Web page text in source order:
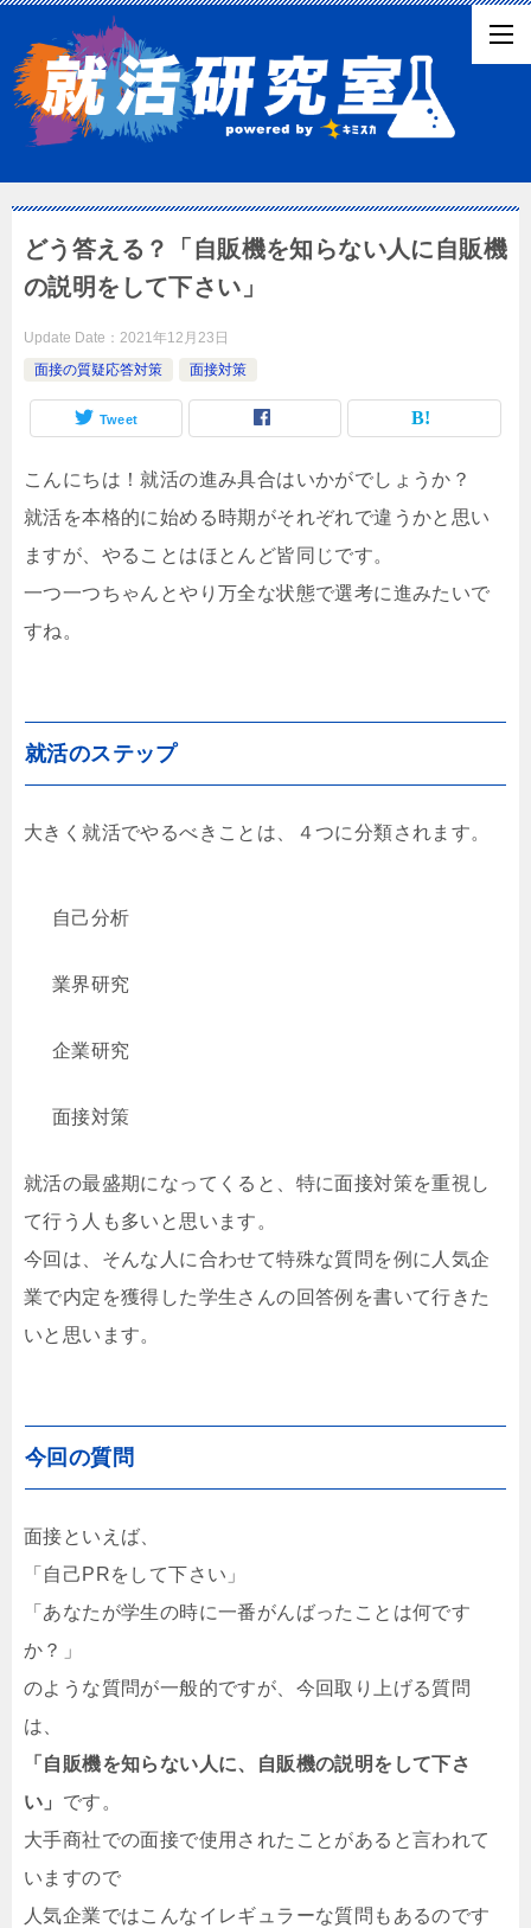
どう答える？「自販機を知らない人に自販機
の説明をして下さい」
Update Date： 2021年12月23日
面接の質疑応答対策
面接対策
Tweet
こんにちは！就活の進み具合はいかがでしょうか？
就活を本格的に始める時期がそれぞれで違うかと思い
ますが、やることはほとんど皆同じです。
一つ一つちゃんとやり万全な状態で選考に進みたいで
すね。
就活のステップ
大きく就活でやるべきことは、４つに分類されます。
自己分析
業界研究
企業研究
面接対策
就活の最盛期になってくると、特に面接対策を重視し
て行う人も多いと思います。
今回は、そんな人に合わせて特殊な質問を例に人気企
業で内定を獲得した学生さんの回答例を書いて行きた
いと思います。
今回の質問
面接といえば、
「自己PRをして下さい」
「あなたが学生の時に一番がんばったことは何です
か？」
のような質問が一般的ですが、今回取り上げる質問
は、
「自販機を知らない人に、自販機の説明をして下さ
い」 です。
大手商社での面接で使用されたことがあると言われて
いますので
人気企業ではこんなイレギュラーな質問もあるのです